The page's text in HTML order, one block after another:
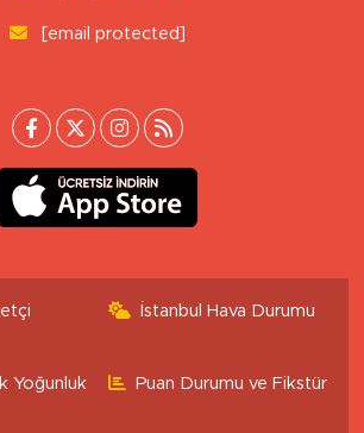
[email protected]
İstanbul Hava Durumu
Yoğunluk
Puan Durumu ve Fikstür